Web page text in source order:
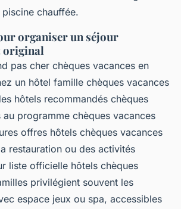
chauffée.
organiser un séjour
original
pas cher chèques vacances en
un hôtel famille chèques vacances
hôtels recommandés chèques
programme chèques vacances
offres hôtels chèques vacances
restauration ou des activités
liste officielle hôtels chèques
privilégient souvent les
espace jeux ou spa, accessibles